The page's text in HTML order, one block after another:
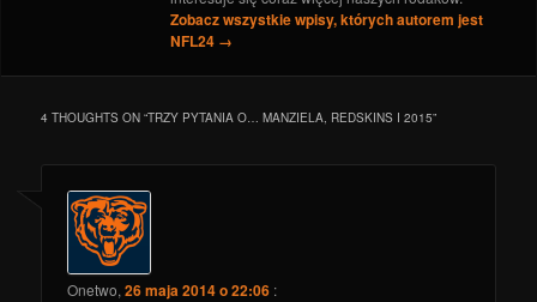
Zobacz wszystkie wpisy, których autorem jest
NFL24 →
4 THOUGHTS ON “TRZY PYTANIA O… MANZIELA, REDSKINS I 2015”
Onetwo,26 maja 2014 o 22:06 :